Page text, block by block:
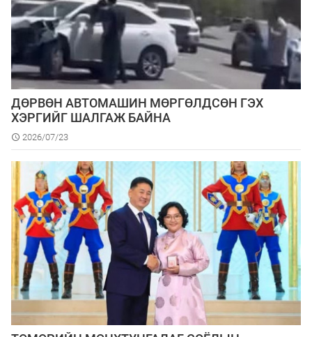
ДӨРВӨН АВТОМАШИН МӨРГӨЛДСӨН ГЭХ
ХЭРГИЙГ ШАЛГАЖ БАЙНА
2026/07/23